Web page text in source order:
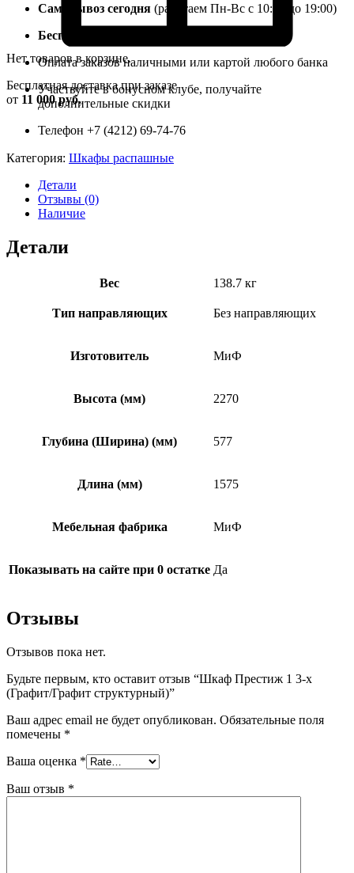
Нет товаров в корзине.
Бесплатная доставка при заказе
от 11 000 руб.
Самовывоз сегодня (работаем Пн-Вс с 10:00 до 19:00)
Бесплатная доставка
Оплата заказов наличными или картой любого банка
Участвуйте в бонусном клубе, получайте
дополнительные скидки
Телефон +7 (4212) 69-74-76
Категория: Шкафы распашные
Детали
Отзывы (0)
Наличие
Детали
Вес 138.7 кг
Тип направляющих Без направляющих
Изготовитель МиФ
Высота (мм) 2270
Глубина (Ширина) (мм) 577
Длина (мм) 1575
Мебельная фабрика МиФ
Показывать на сайте при 0 остатке Да
Отзывы
Отзывов пока нет.
Будьте первым, кто оставит отзыв “Шкаф Престиж 1 3-х
(Графит/Графит структурный)”
Ваш адрес email не будет опубликован. Обязательные поля
помечены *
Ваша оценка *
Ваш отзыв *